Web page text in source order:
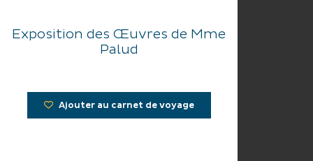
Exposition des Œuvres de Mme
Palud
Ajouter au carnet de voyage